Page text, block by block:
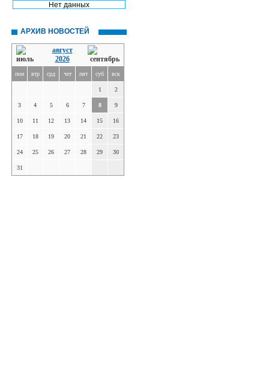
Нет данных
АРХИВ НОВОСТЕЙ
август
2026
пон втр срд чет пят суб вск
1 2
3 4 5 6 7 8 9
10 11 12 13 14 15 16
17 18 19 20 21 22 23
24 25 26 27 28 29 30
31